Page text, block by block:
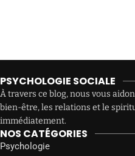
PSYCHOLOGIE SOCIALE
À travers ce blog, nous vous
bien-être, les relations et le
immédiatement.
NOS CATÉGORIES
Psychologie